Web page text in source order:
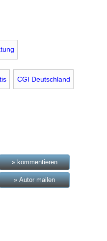
CGI Deutschland
» kommentieren
» Autor mailen